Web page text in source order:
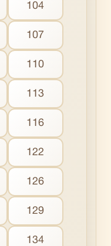
104
107
110
113
116
122
126
129
134